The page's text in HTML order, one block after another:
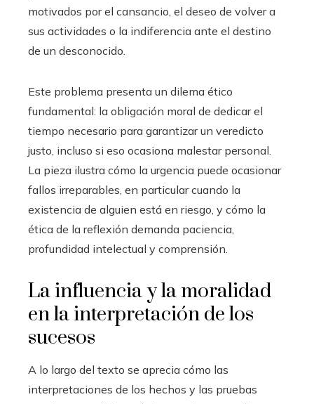
motivados por el cansancio, el deseo de volver a
sus actividades o la indiferencia ante el destino
de un desconocido.
Este problema presenta un dilema ético
fundamental: la obligación moral de dedicar el
tiempo necesario para garantizar un veredicto
justo, incluso si eso ocasiona malestar personal.
La pieza ilustra cómo la urgencia puede ocasionar
fallos irreparables, en particular cuando la
existencia de alguien está en riesgo, y cómo la
ética de la reflexión demanda paciencia,
profundidad intelectual y comprensión.
La influencia y la moralidad
en la interpretación de los
sucesos
A lo largo del texto se aprecia cómo las
interpretaciones de los hechos y las pruebas